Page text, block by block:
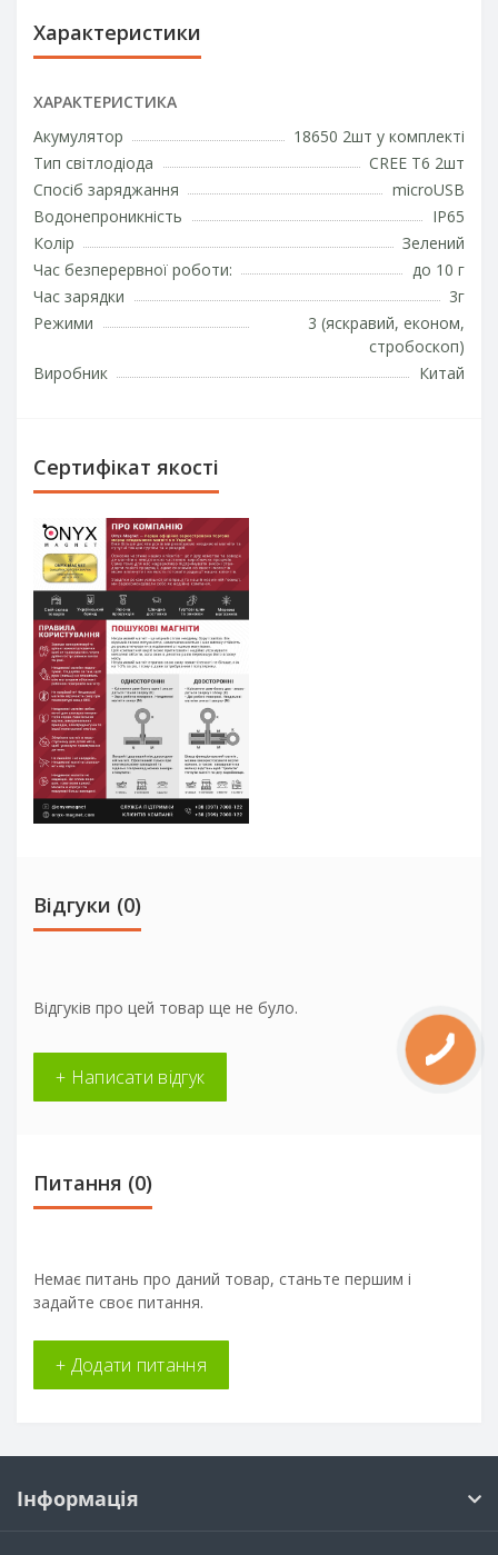
Характеристики
ХАРАКТЕРИСТИКА
Акумулятор
18650 2шт у комплекті
Тип світлодіода
CREE T6 2шт
Спосіб заряджання
microUSB
Водонепроникність
IP65
Колір
Зелений
Час безперервної роботи:
до 10 г
Час зарядки
3г
Режими
3 (яскравий, економ,
стробоскоп)
Виробник
Китай
Сертифікат якості
Відгуки (0)
Відгуків про цей товар ще не було.
+ Написати відгук
Питання (0)
Немає питань про даний товар, станьте першим і
задайте своє питання.
+ Додати питання
Інформація